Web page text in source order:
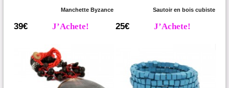
Manchette Byzance
39€ J’Achete!
Sautoir en bois cubiste
25€ J’Achete!